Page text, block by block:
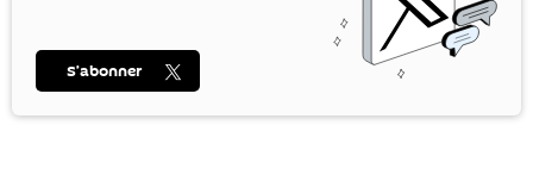
S’abonner